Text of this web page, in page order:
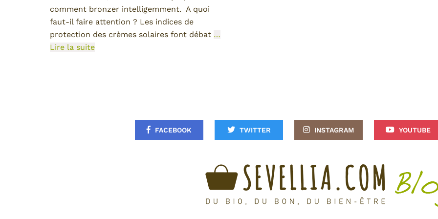
comment bronzer intelligemment. A quoi
faut-il faire attention ? Les indices de
protection des crèmes solaires font débat …
Lire la suite
FACEBOOK TWITTER INSTAGRAM YOUTUBE